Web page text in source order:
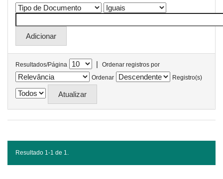
Resultados/Página |
Ordenar registros por
Ordenar
Registro(s)
Resultado 1-1 de 1.